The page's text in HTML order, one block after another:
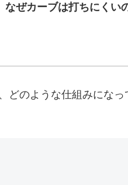
なぜカーブは打ちにくい
どのような仕組みになっ